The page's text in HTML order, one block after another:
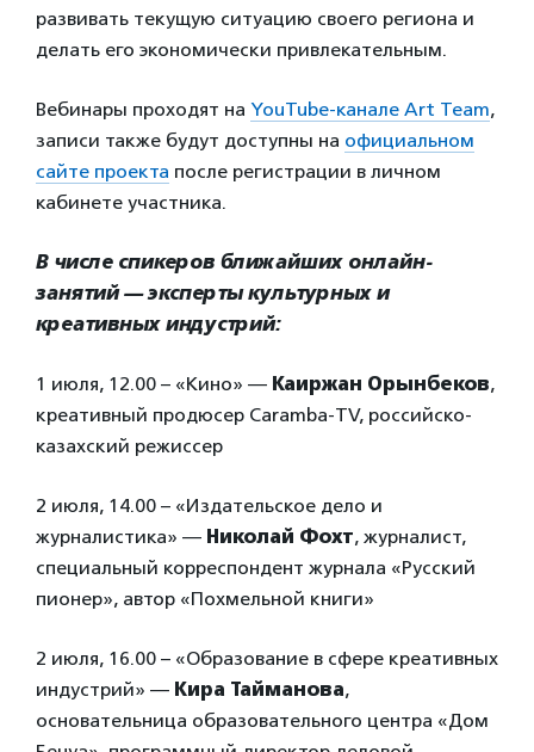
развивать текущую ситуацию своего региона и
делать его экономически привлекательным.
Вебинары проходят на YouTube-канале Art Team,
записи также будут доступны на официальном
сайте проекта после регистрации в личном
кабинете участника.
В числе спикеров ближайших онлайн-
занятий — эксперты культурных и
креативных индустрий:
1 июля, 12.00 – «Кино» — Каиржан Орынбеков,
креативный продюсер Caramba-TV, российско-
казахский режиссер
2 июля, 14.00 – «Издательское дело и
журналистика» — Николай Фохт, журналист,
специальный корреспондент журнала «Русский
пионер», автор «Похмельной книги»
2 июля, 16.00 – «Образование в сфере креативных
индустрий» — Кира Тайманова,
основательница образовательного центра «Дом